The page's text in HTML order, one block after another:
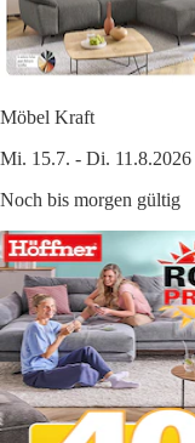
Möbel Kraft
Mi. 15.7. - Di. 11.8.2026
Noch bis morgen gültig